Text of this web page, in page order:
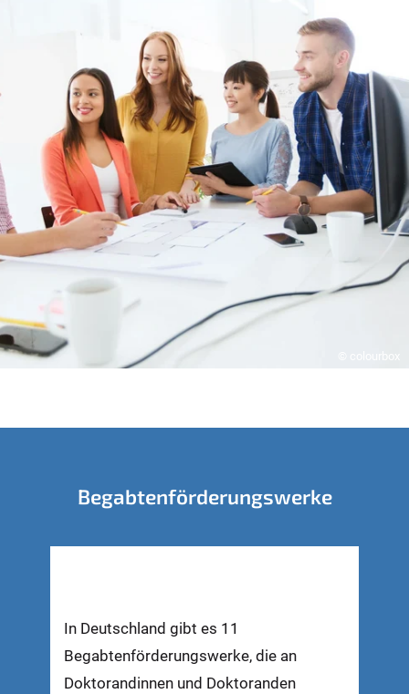
© colourbox
Begabtenförderungswerke
In Deutschland gibt es 11
Begabtenförderungswerke, die an
Doktorandinnen und Doktoranden